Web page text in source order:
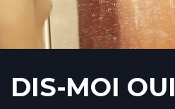
DIS-MOI OUI